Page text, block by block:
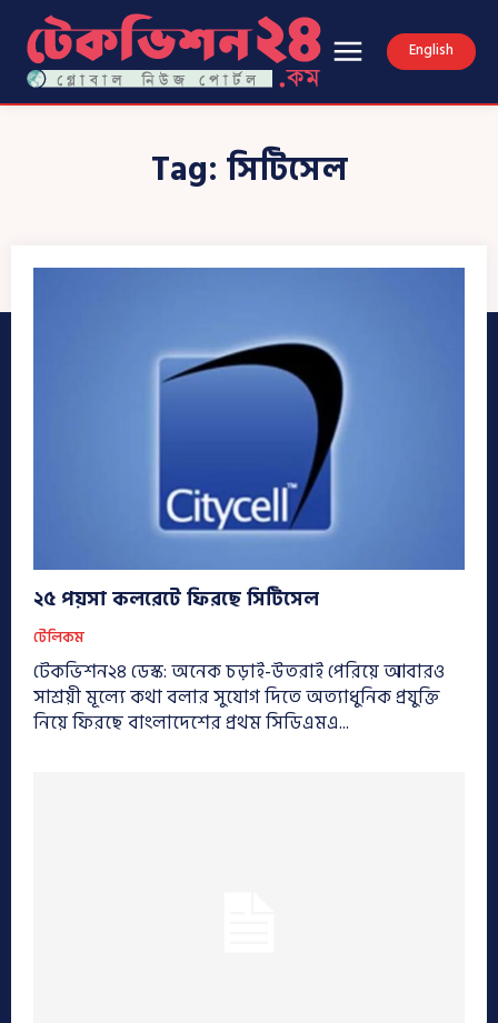
English
Tag: সিটিসেল
২৫ পয়সা কলরেটে ফিরছে সিটিসেল
টেলিকম
টেকভিশন২৪ ডেস্ক: অনেক চড়াই-উতরাই পেরিয়ে আবারও
সাশ্রয়ী মূল্যে কথা বলার সুযোগ দিতে অত্যাধুনিক প্রযুক্তি
নিয়ে ফিরছে বাংলাদেশের প্রথম সিডিএমএ...